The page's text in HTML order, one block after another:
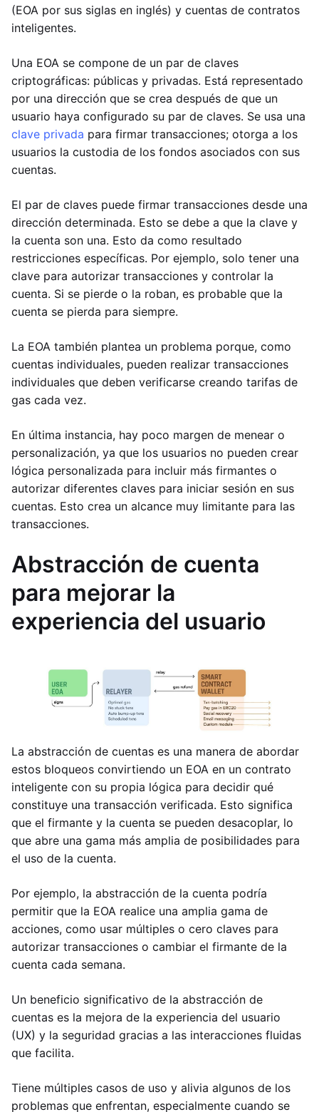
(EOA por sus siglas en inglés) y cuentas de contratos
inteligentes.
Una EOA se compone de un par de claves
criptográficas: públicas y privadas. Está representado
por una dirección que se crea después de que un
usuario haya configurado su par de claves. Se usa una
clave privada para firmar transacciones; otorga a los
usuarios la custodia de los fondos asociados con sus
cuentas.
El par de claves puede firmar transacciones desde una
dirección determinada. Esto se debe a que la clave y
la cuenta son una. Esto da como resultado
restricciones específicas. Por ejemplo, solo tener una
clave para autorizar transacciones y controlar la
cuenta. Si se pierde o la roban, es probable que la
cuenta se pierda para siempre.
La EOA también plantea un problema porque, como
cuentas individuales, pueden realizar transacciones
individuales que deben verificarse creando tarifas de
gas cada vez.
En última instancia, hay poco margen de menear o
personalización, ya que los usuarios no pueden crear
lógica personalizada para incluir más firmantes o
autorizar diferentes claves para iniciar sesión en sus
cuentas. Esto crea un alcance muy limitante para las
transacciones.
Abstracción de cuenta
para mejorar la
experiencia del usuario
La abstracción de cuentas es una manera de abordar
estos bloqueos convirtiendo un EOA en un contrato
inteligente con su propia lógica para decidir qué
constituye una transacción verificada. Esto significa
que el firmante y la cuenta se pueden desacoplar, lo
que abre una gama más amplia de posibilidades para
el uso de la cuenta.
Por ejemplo, la abstracción de la cuenta podría
permitir que la EOA realice una amplia gama de
acciones, como usar múltiples o cero claves para
autorizar transacciones o cambiar el firmante de la
cuenta cada semana.
Un beneficio significativo de la abstracción de
cuentas es la mejora de la experiencia del usuario
(UX) y la seguridad gracias a las interacciones fluidas
que facilita.
Tiene múltiples casos de uso y alivia algunos de los
problemas que enfrentan, especialmente cuando se